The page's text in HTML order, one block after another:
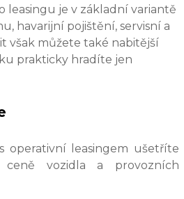
leasingu je v základní variantě
havarijní pojištění, servisní a
však můžete také nabitější
prakticky hradíte jen
operativní leasingem ušetříte
vozidla a provozních